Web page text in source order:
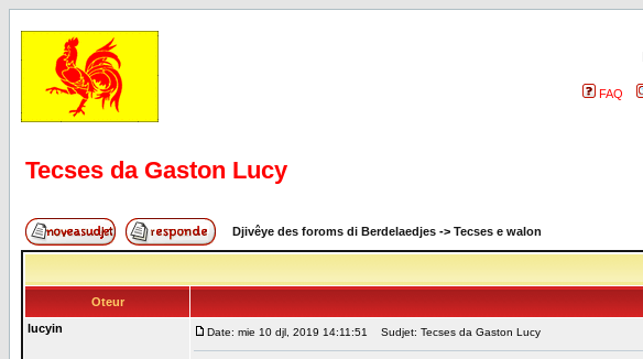
FAQ
Tecses da Gaston Lucy
Djivêye des foroms di Berdelaedjes -> Tecses e walon
Oteur
lucyin
Date: mie 10 djl, 2019 14:11:51 Sudjet: Tecses da Gaston Lucy